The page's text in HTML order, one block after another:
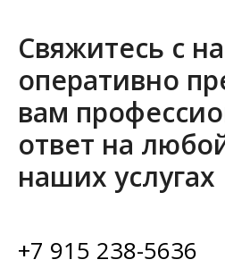
Свяжитесь с
оперативно
вам
ответ на
наших услугах
+7 915 238-5636